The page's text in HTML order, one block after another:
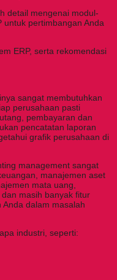
detail mengenai modul-
untuk pertimbangan Anda
ERP, serta rekomendasi
sangat membutuhkan
perusahaan pasti
pembayaran dan
pencatatan laporan
grafik perusahaan di
management sangat
manajemen aset
mata uang,
masih banyak fitur
dalam masalah
industri, seperti: